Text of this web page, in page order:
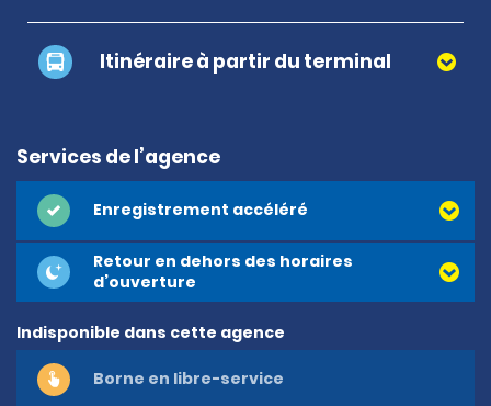
Itinéraire à partir du terminal
Services de l’agence
Enregistrement accéléré
Retour en dehors des horaires
d’ouverture
Indisponible dans cette agence
Borne en libre-service